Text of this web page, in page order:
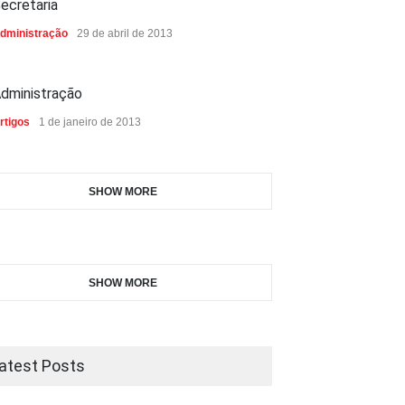
29 de abril de 2013
1 de janeiro de 2013
SHOW MORE
SHOW MORE
Posts